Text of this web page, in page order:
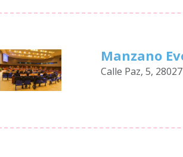
Manzano
Calle Paz, 5,